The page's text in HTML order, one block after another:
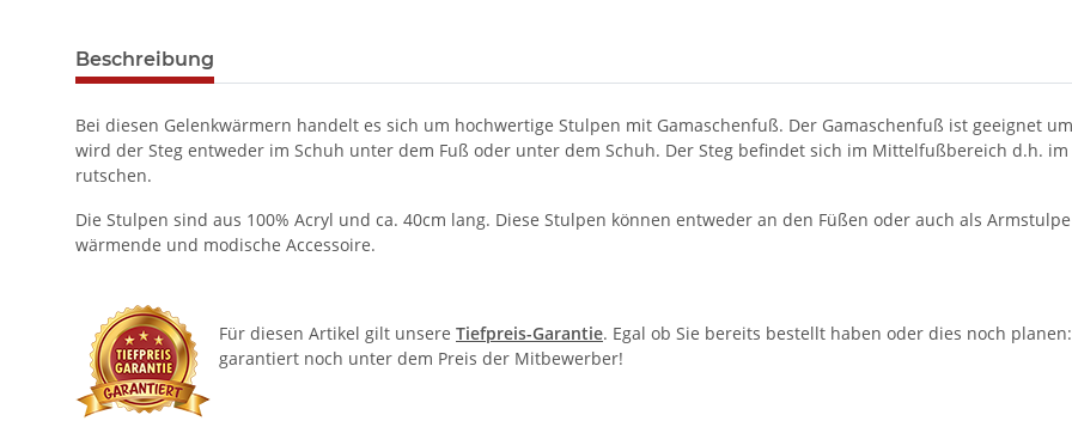
Beschreibung
Bei diesen Gelenkwärmern handelt es sich um hochwertige Stulpen mit Gamaschenfuß. Der Gamaschenfuß ist geeignet
wird der Steg entweder im Schuh unter dem Fuß oder unter dem Schuh. Der Steg befindet sich im Mittelfußbereich d.h.
rutschen.
Die Stulpen sind aus 100% Acryl und ca. 40cm lang. Diese Stulpen können entweder an den Füßen oder auch als
wärmende und modische Accessoire.
Für diesen Artikel gilt unsere Tiefpreis-Garantie. Egal ob Sie bereits bestellt haben oder dies noch
garantiert noch unter dem Preis der Mitbewerber!